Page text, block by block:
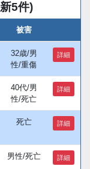
5件)
被害
32歳/男
性/重傷
詳細
40代/男
性/死亡
詳細
死亡 詳細
男性/死亡 詳細